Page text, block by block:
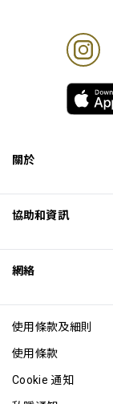
關於
Excellence Awards
網誌
協助和資訊
網絡
使用條款及細則
使用條款
Cookie 通知